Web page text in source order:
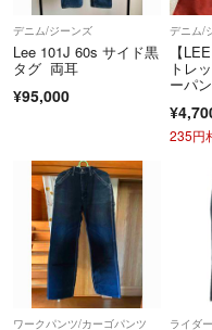
・他の方のコメントがある
優先させて頂きます。
◆取置きについて
・基本的にお取置きは承って
・基本は状態の良い古着だ
方や完璧な商品をご希望の方
◆お願い
・発送後の破損・紛失・事
ご了承下さい。
デニム/ジーンズ
Lee 101J 60s サイド黒
タグ 両耳
¥95,000
デニム/
【
トレ
ーパ
レー
パン
235円
ワークパンツ/カーゴパンツ ライダ